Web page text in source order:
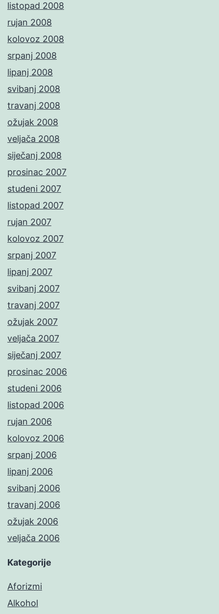
listopad 2008
rujan 2008
kolovoz 2008
srpanj 2008
lipanj 2008
svibanj 2008
travanj 2008
ožujak 2008
veljača 2008
siječanj 2008
prosinac 2007
studeni 2007
listopad 2007
rujan 2007
kolovoz 2007
srpanj 2007
lipanj 2007
svibanj 2007
travanj 2007
ožujak 2007
veljača 2007
siječanj 2007
prosinac 2006
studeni 2006
listopad 2006
rujan 2006
kolovoz 2006
srpanj 2006
lipanj 2006
svibanj 2006
travanj 2006
ožujak 2006
veljača 2006
Kategorije
Aforizmi
Alkohol